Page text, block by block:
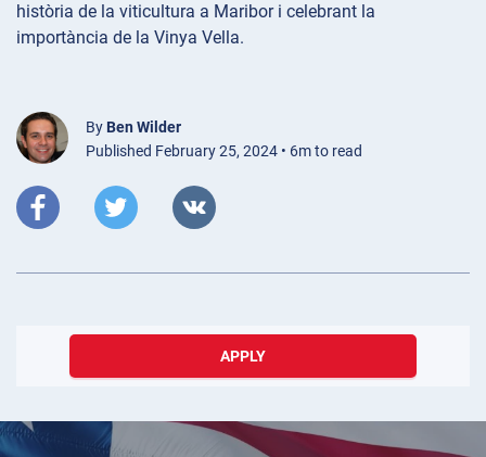
història de la viticultura a Maribor i celebrant la
importància de la Vinya Vella.
By Ben Wilder
Published February 25, 2024 • 6m to read
APPLY